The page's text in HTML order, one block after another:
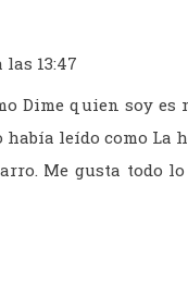
las 13:47
Dime quien soy
leído como La
Me gusta todo